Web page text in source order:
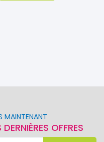
MAINTENANT
OFFRES